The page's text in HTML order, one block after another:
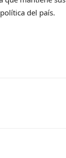
del país.